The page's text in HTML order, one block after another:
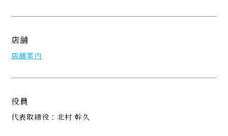
店舗
店舗案内
役員
代表取締役：北村 幹久